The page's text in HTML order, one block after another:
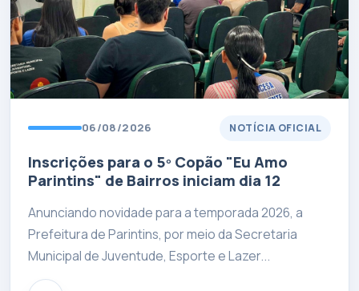
06/08/2026 NOTÍCIA OFICIAL
Inscrições para o 5º Copão "Eu Amo
Parintins" de Bairros iniciam dia 12
Anunciando novidade para a temporada 2026, a
Prefeitura de Parintins, por meio da Secretaria
Municipal de Juventude, Esporte e Lazer...